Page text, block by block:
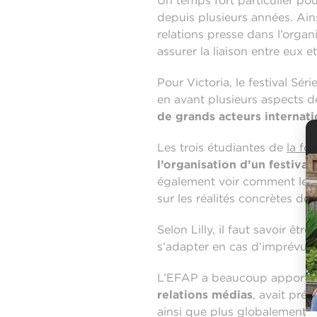
depuis plusieurs années.
relations presse dans
assurer la liaison entre eux
Pour Victoria, le festival
en avant plusieurs aspects
de grands acteurs
Les trois étudiantes de la
l’organisation d’un festival
également voir comment les
sur les réalités concrètes
Selon Lilly, il faut savoir
s’adapter en cas d’imprévus.
L’EFAP a beaucoup
relations médias, avait
ainsi que plus globalement